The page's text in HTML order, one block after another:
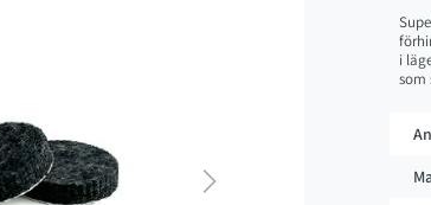
Next
i
som